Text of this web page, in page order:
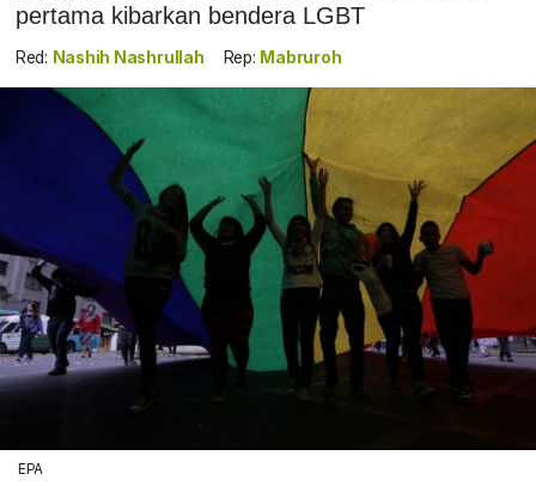
pertama kibarkan bendera LGBT
Red: Nashih Nashrullah Rep: Mabruroh
EPA